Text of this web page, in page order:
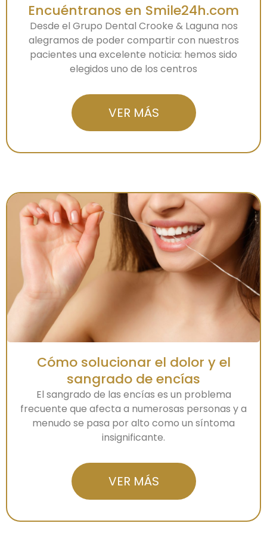
Encuéntranos en Smile24h.com
Desde el Grupo Dental Crooke & Laguna nos
alegramos de poder compartir con nuestros
pacientes una excelente noticia: hemos sido
elegidos uno de los centros
VER MÁS
Cómo solucionar el dolor y el
sangrado de encías
El sangrado de las encías es un problema
frecuente que afecta a numerosas personas y a
menudo se pasa por alto como un síntoma
insignificante.
VER MÁS